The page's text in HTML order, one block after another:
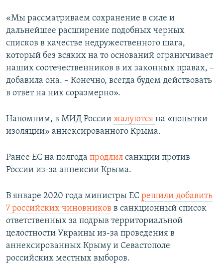
«Мы рассматриваем сохранение в силе и
дальнейшее расширение подобных черных
списков в качестве недружественного шага,
который без всяких на то оснований ограничивает
наших соотечественников в их законных правах, –
добавила она. – Конечно, всегда будем действовать
в ответ на них соразмерно».
Напомним, в МИД России жалуются на «попытки
изоляции» аннексированного Крыма.
Ранее ЕС на полгода продлил санкции против
России из-за аннексии Крыма.
В январе 2020 года министры ЕС решили добавить
7 российских чиновников в санкционный список
ответственных за подрыв территориальной
целостности Украины из-за проведения в
аннексированных Крыму и Севастополе
российских местных выборов.